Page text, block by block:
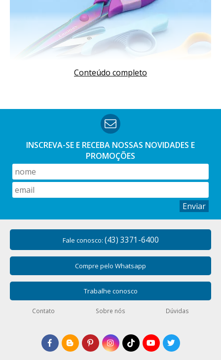
As melhores tesouras, alicates e estiletes do
mercado estão aqui!
As Principais Marcas de Tesouras, Alicates e Estiletes
produtos são indicados para costura, patchwork, scrap e
Profissional indicada para Alfaiates e Cabeleireiro.
Conheça outros itens que vendamos
Em nossa loja você encontra uma infinidade de produtos
para o seu artesanato, confira:
Velcro Encontre Velcro para o seu artesanato!
Diversos Modelos de Mosquetão você encontra Aqui!
Conteúdo completo
INSCREVA-SE E RECEBA NOSSAS NOVIDADES E
PROMOÇÕES
Enviar
Fale conosco: (43) 3371-6400
Compre pelo Whatsapp
Trabalhe conosco
Contato Sobre nós Dúvidas